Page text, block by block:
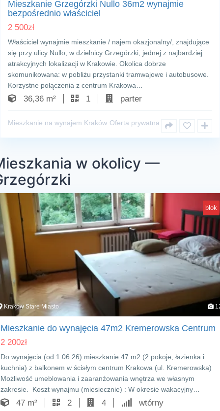
Mieszkanie Grzegórzki Nullo 36m2 wynajmie
bezpośrednio właściciel
2 500zł
Właściciel wynajmie mieszkanie / najem okazjonalny/, znajdujące
się przy ulicy Nullo, w dzielnicy Grzegórzki, jednej z najbardziej
atrakcyjnych lokalizacji w Krakowie. Okolica dobrze
skomunikowana: w pobliżu przystanki tramwajowe i autobusowe.
Korzystne połączenia z centrum Krakowa…
36,36 m² 1 parter
Mieszkanie na wynajem Kraków Oferta prywatna
w okolicy —
blok
Kraków Stare Miasto
Mieszkanie do wynajęcia 47m2 Kremerowska Centrum
2 200zł
Do wynajęcia (od 1.06.26) mieszkanie 47 m2 (2 pokoje, łazienka i
kuchnia) z balkonem w ścisłym centrum Krakowa (ul. Kremerowska)
Możliwość umeblowania i zaaranżowania wnętrza we własnym
zakresie. Koszt wynajmu (miesiecznie) : W okresie wakacyjny…
47 m² 2 4 wtórny